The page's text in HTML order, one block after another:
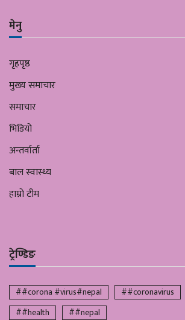
मेनु
गृहपृष्ठ
मुख्य समाचार
समाचार
भिडियो
अन्तर्वार्ता
बाल स्वास्थ्य
हाम्रो टीम
ट्रेण्डिङ
##corona #virus#nepal ##coronavirus
##health
##nepal